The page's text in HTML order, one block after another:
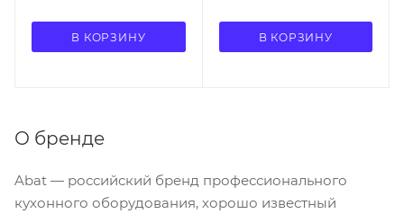
В КОРЗИНУ В КОРЗИНУ
О бренде
Abat — российский бренд профессионального
кухонного оборудования, хорошо известный